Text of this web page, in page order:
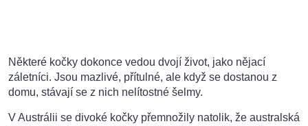
Některé kočky dokonce vedou dvojí život, jako nějací
záletníci. Jsou mazlivé, přítulné, ale když se dostanou z
domu, stávají se z nich nelítostné šelmy.
V Austrálii se divoké kočky přemnožily natolik, že australská